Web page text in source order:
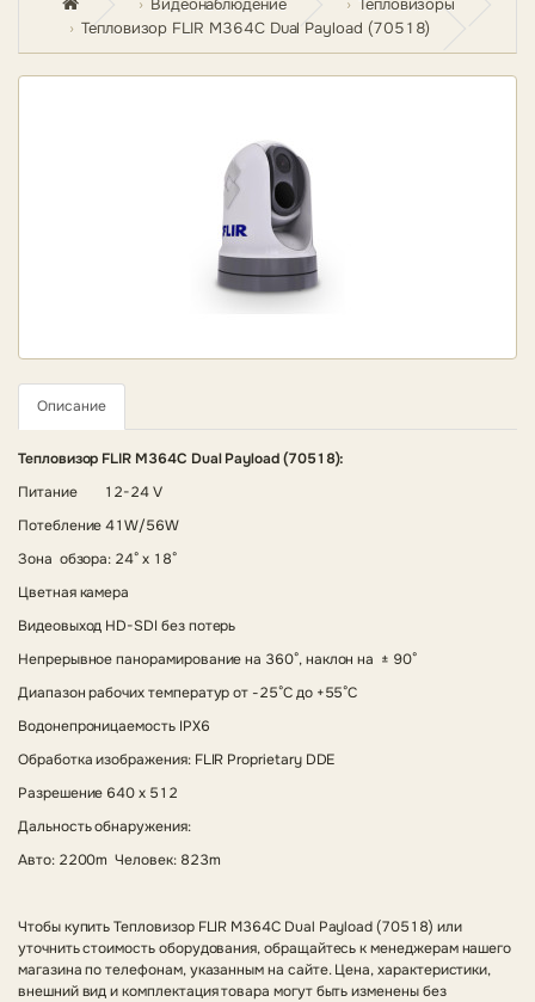
Видеонаблюдение
Тепловизоры
Тепловизор FLIR M364C Dual Payload (70518)
Описание
Тепловизор FLIR M364C Dual Payload (70518):
Питание
12-24 V
Потебление 41W/56W
Зона обзора: 24° x 18°
Цветная камера
Видеовыход HD-SDI без потерь
Непрерывное панорамирование на 360°, наклон на ± 90°
Диапазон рабочих температур от -25°C до +55°C
Водонепроницаемость IPX6
Обработка изображения: FLIR Proprietary DDE
Разрешение 640 x 512
Дальность обнаружения:
Авто: 2200m Человек: 823m
Чтобы купить Тепловизор FLIR M364C Dual Payload (70518) или
уточнить стоимость оборудования, обращайтесь к менеджерам нашего
магазина по телефонам, указанным на сайте. Цена, характеристики,
внешний вид и комплектация товара могут быть изменены без